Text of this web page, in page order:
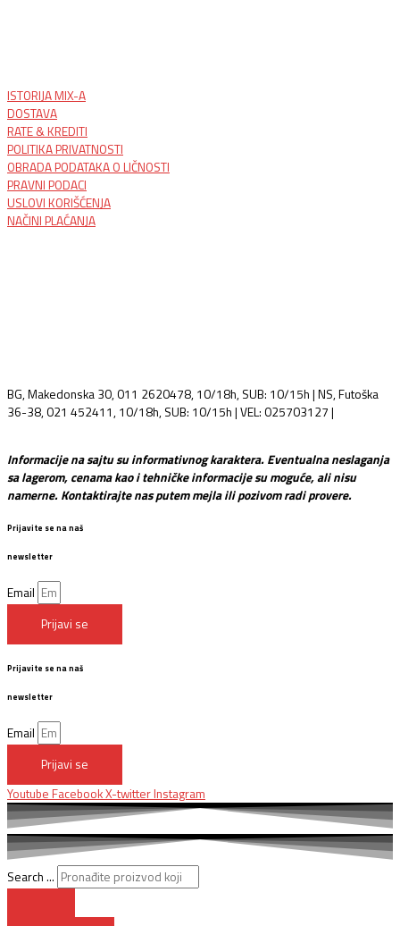
ISTORIJA MIX-A
DOSTAVA
RATE & KREDITI
POLITIKA PRIVATNOSTI
OBRADA PODATAKA O LIČNOSTI
PRAVNI PODACI
USLOVI KORIŠĆENJA
NAČINI PLAĆANJA
BG, Makedonska 30, 011 2620478, 10/18h, SUB: 10/15h | NS, Futoška
36-38, 021 452411, 10/18h, SUB: 10/15h | VEL: 025703127 |
Informacije na sajtu su informativnog karaktera. Eventualna neslaganja
sa lagerom, cenama kao i tehničke informacije su moguće, ali nisu
namerne. Kontaktirajte nas putem mejla ili pozivom radi provere.
Prijavite se na naš
newsletter
Email
Prijavi se
Prijavite se na naš
newsletter
Email
Prijavi se
Youtube FacebookX-twitter Instagram
Search ...